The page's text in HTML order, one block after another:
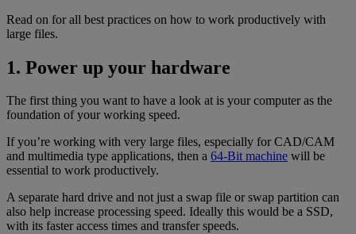
Read on for all best practices on how to work productively with
large files.
1. Power up your hardware
The first thing you want to have a look at is your computer as the
foundation of your working speed.
If you’re working with very large files, especially for CAD/CAM
and multimedia type applications, then a 64-Bit machine will be
essential to work productively.
A separate hard drive and not just a swap file or swap partition can
also help increase processing speed. Ideally this would be a SSD,
with its faster access times and transfer speeds.